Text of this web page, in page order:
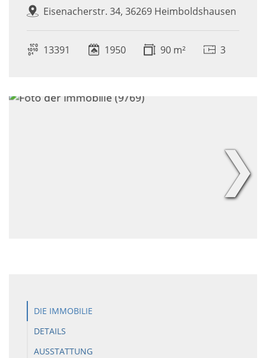
Eisenacherstr. 34, 36269 Heimboldshausen
13391 1950 90 m² 3
❯
DIE IMMOBILIE
DETAILS
AUSSTATTUNG